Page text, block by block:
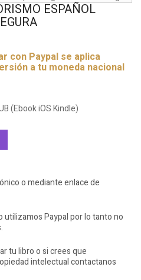
ESPAÑOL
con Paypal se aplica
a tu moneda nacional
(Ebook iOS Kindle)
o mediante enlace de
utilizamos Paypal por lo tanto no
tu libro o si crees que
intelectual contactanos